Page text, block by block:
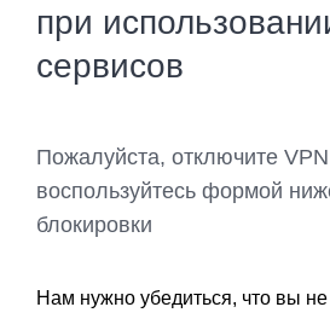
при
сервисов
Пожалуйста, отключите
воспользуйтесь формой
блокировки
Нам нужно убедиться, что вы